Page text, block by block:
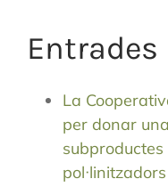
La
per donar
pol·linitzadors